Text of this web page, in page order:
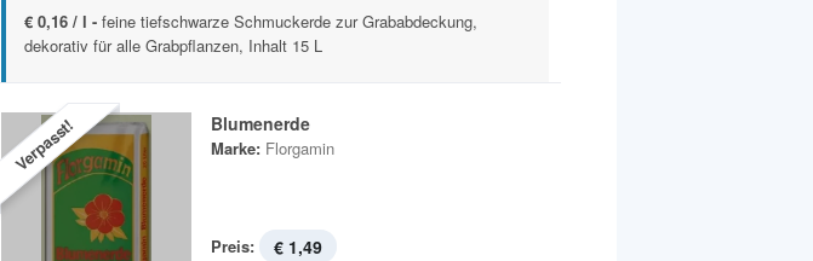
€ 0,16 / l - feine tiefschwarze Schmuckerde zur Grababdeckung,
dekorativ für alle Grabpflanzen, Inhalt 15 L
Verpasst! Blumenerde
Marke: Florgamin
Preis: € 1,49